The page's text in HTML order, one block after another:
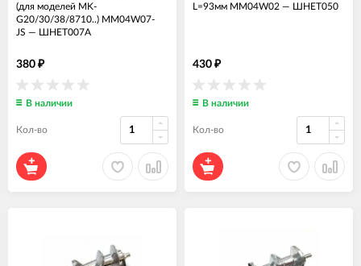
(для моделей MK-
G20/30/38/8710..) MM04W07-
JS — ШНЕТ007А
380 ₽
В наличии
Кол-во
L=93мм MM04W02 — ШНЕТ050
430 ₽
В наличии
Кол-во